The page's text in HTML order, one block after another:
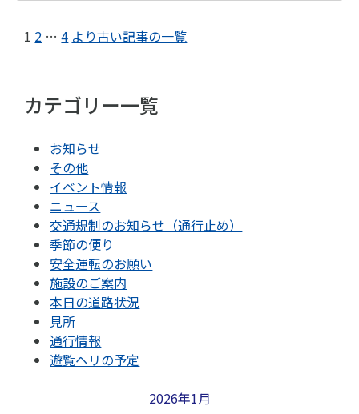
1 2 … 4 より古い記事の一覧
カテゴリー一覧
お知らせ
その他
イベント情報
ニュース
交通規制のお知らせ（通行止め）
季節の便り
安全運転のお願い
施設のご案内
本日の道路状況
見所
通行情報
遊覧ヘリの予定
2026年1月